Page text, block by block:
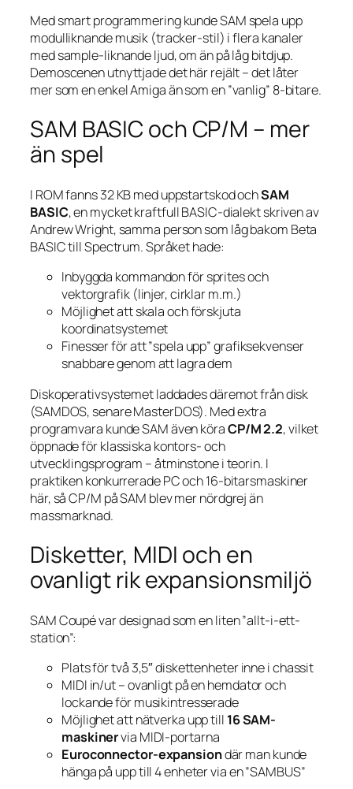
Med smart programmering kunde SAM spela upp
modulliknande musik (tracker-stil) i flera kanaler
med sample-liknande ljud, om än på låg bitdjup.
Demoscenen utnyttjade det här rejält – det låter
mer som en enkel Amiga än som en ”vanlig” 8-bitare.
SAM BASIC och CP/M – mer
än spel
I ROM fanns 32 KB med uppstarts­kod ochSAM
BASIC, en mycket kraftfull BASIC-dialekt skriven av
Andrew Wright, samma person som låg bakom Beta
BASIC till Spectrum. Språket hade:
Inbyggda kommandon för sprites och
vektorgrafik (linjer, cirklar m.m.)
Möjlighet att skala och förskjuta
koordinatsystemet
Finesser för att ”spela upp” grafiksekvenser
snabbare genom att lagra dem
Diskoperativsystemet laddades däremot från disk
(SAMDOS, senare MasterDOS). Med extra
programvara kunde SAM även köraCP/M 2.2, vilket
öppnade för klassiska kontors- och
utvecklingsprogram – åtminstone i teorin. I
praktiken konkurrerade PC och 16-bitarsmaskiner
här, så CP/M på SAM blev mer nördgrej än
massmarknad.
Disketter, MIDI och en
ovanligt rik expansionsmiljö
SAM Coupé var designad som en liten ”allt-i-ett-
station”:
Plats för två 3,5″ diskettenheter inne i chassit
MIDI in/ut – ovanligt på en hem­dator och
lockande för musikintresserade
Möjlighet att nätverka upp till 16 SAM-
maskinervia MIDI-portarna
Euroconnector-expansiondär man kunde
hänga på upp till 4 enheter via en ”SAMBUS”